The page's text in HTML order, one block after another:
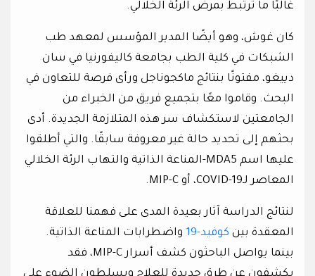
غالبًا ما ترتبط بمرض الرئة الخلالي.
كان غوش، وهو أيضًا المدير المؤسس لمعهد طب
الشبكات في كلية الطب بجامعة كاليفورنيا في سان
دييغو، مفتونًا بنتائج ماكجوناجل ورأى فرصة للتعاون في
البحث. وقاموا معًا بتجميع فريق من الخبراء من
الجامعتين لاستكشاف سر هذه المتلازمة الجديدة. أدى
بحثهم إلى تحديد حالة غير معروفة سابقًا. والتي أطلقوا
عليها اسم MDA5-المناعة الذاتية والتهاب الرئة الخلالي
المعاصر لـCOVID-19، أو MIP-C.
لنتائج الدراسة آثار بعيدة المدى على فهمنا للعلاقة
المعقدة بين كوفيد-19
واضطرابات المناعة الذاتية.
بينما يواصل الباحثون كشف أسرار MIP-C، فقد